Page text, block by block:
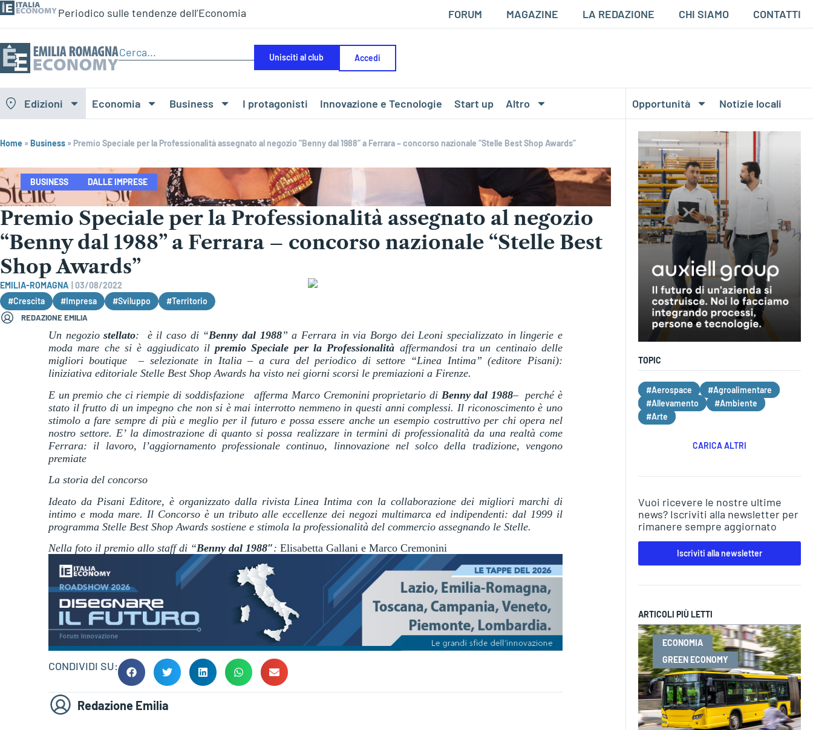
Periodico sulle tendenze dell’Economia FORUM MAGAZINE LA REDAZIONE CHI SIAMO CONTATTI
Unisciti al club Accedi
Edizioni Economia Business I protagonisti Innovazione e Tecnologie Start up Altro Opportunità Notizie locali
Home »Business » Premio Speciale per la Professionalità assegnato al negozio “Benny dal 1988” a Ferrara – concorso nazionale “Stelle Best Shop Awards”
BUSINESS DALLE IMPRESE
Premio Speciale per la Professionalità assegnato al negozio
“Benny dal 1988” a Ferrara – concorso nazionale “Stelle Best
Shop Awards”
EMILIA-ROMAGNA
03/08/2022
#Crescita
#Impresa #Sviluppo #Territorio
REDAZIONE EMILIA
Un negoziostellato: è il caso di “Benny dal 1988” a Ferrara in via Borgo dei Leoni specializzato in lingerie e
moda mare che si è aggiudicato ilpremio Speciale per la Professionalità affermandosi tra un centinaio delle
migliori boutique – selezionate in Italia – a cura del periodico di settore “Linea Intima” (editore Pisani):
liniziativa editoriale Stelle Best Shop Awards ha visto nei giorni scorsi le premiazioni a Firenze.
E un premio che ci riempie di soddisfazione  afferma Marco Cremonini proprietario di Benny dal 1988– perché è
stato il frutto di un impegno che non si è mai interrotto nemmeno in questi anni complessi. Il riconoscimento è uno
stimolo a fare sempre di più e meglio per il futuro e possa essere anche un esempio costruttivo per chi opera nel
nostro settore. E’ la dimostrazione di quanto si possa realizzare in termini di professionalità da una realtà come
Ferrara: il lavoro, l’aggiornamento professionale continuo, linnovazione nel solco della tradizione, vengono
premiate
La storia del concorso
Ideato da Pisani Editore, è organizzato dalla rivista Linea Intima con la collaborazione dei migliori marchi di
intimo e moda mare. Il Concorso è un tributo alle eccellenze dei negozi multimarca ed indipendenti: dal 1999 il
programma Stelle Best Shop Awards sostiene e stimola la professionalità del commercio assegnando le Stelle.
Nella foto il premio allo staff di “Benny dal 1988″: Elisabetta Gallani e Marco Cremonini
CONDIVIDI SU:
Redazione Emilia
TOPIC
#Aerospace
#Agroalimentare
#Allevamento
#Ambiente
#Arte
CARICA ALTRI
Vuoi ricevere le nostre ultime
news? Iscriviti alla newsletter per
rimanere sempre aggiornato
Iscriviti alla newsletter
ARTICOLI PIÙ LETTI
ECONOMIA
GREEN ECONOMY